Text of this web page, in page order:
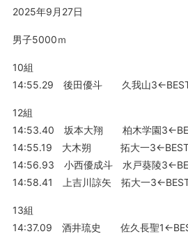
2025年9月27日
男子5000ｍ
10組
14:55.29 後田優斗 久我山
12組
14:53.40 坂本大翔 柏木学園
14:55.19 大木朔 拓大一
14:56.93 小西優成斗 水戸葵陵
14:58.41 上吉川諒矢 拓大一
13組
14:37.09 酒井琉史 佐久長聖